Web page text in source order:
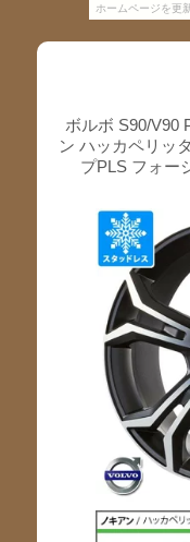
ホームページを更
ボルボ S90/V90
ン ハッカペリッ
プPLS フォー